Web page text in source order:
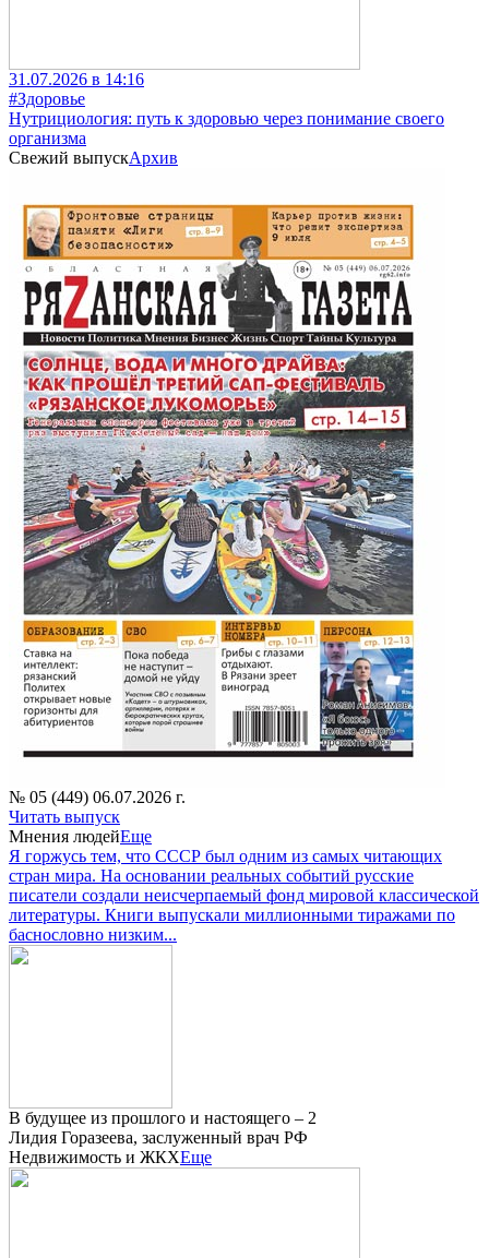
31.07.2026 в 14:16
#Здоровье
Нутрициология: путь к здоровью через понимание своего
организма
Свежий выпускАрхив
№ 05 (449) 06.07.2026 г.
Читать выпуск
Мнения людейЕще
Я горжусь тем, что СССР был одним из самых читающих
стран мира. На основании реальных событий русские
писатели создали неисчерпаемый фонд мировой классической
литературы. Книги выпускали миллионными тиражами по
баснословно низким...
В будущее из прошлого и настоящего – 2
Лидия Горазеева, заслуженный врач РФ
Недвижимость и ЖКХЕще